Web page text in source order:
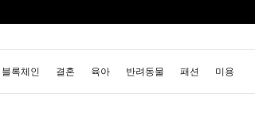
블록체인 결혼 육아 반려동물 패션 미용